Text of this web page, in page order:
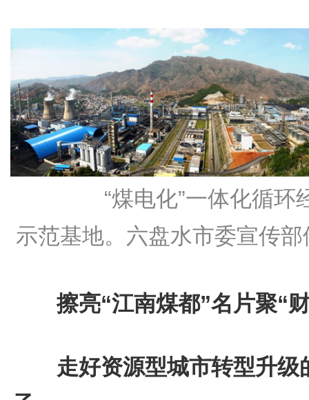
“煤电化”一体化循环
示范基地。六盘水市委宣传部
擦亮“江南煤都”名片聚“
走好资源型城市转型升级